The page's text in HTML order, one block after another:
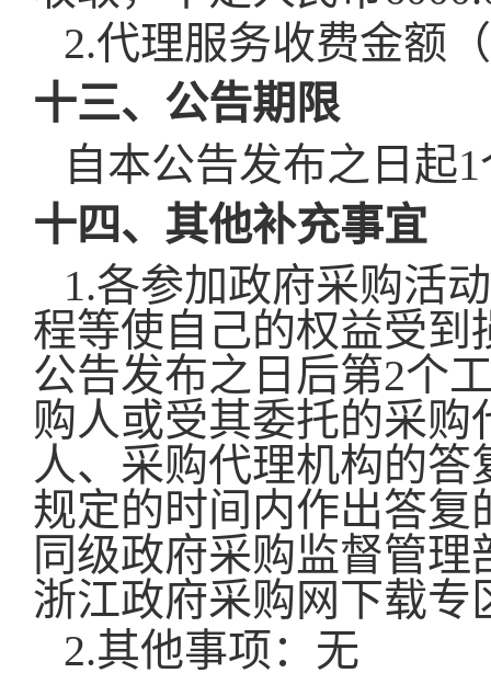
2.代理服务收费金额
十三、公告期限
自本公告发布之日起
十四、其他补充事宜
1.各参加政府采购活
程等使自己的权益受
公告发布之日后第2个
购人或受其委托的采
人、采购代理机构的
规定的时间内作出答
同级政府采购监督管
浙江政府采购网下载专
2.其他事项：无